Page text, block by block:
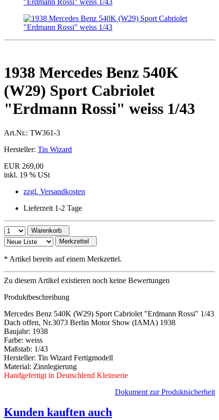
1938 Mercedes Benz 540K
(W29) Sport Cabriolet
"Erdmann Rossi" weiss 1/43
Art.Nr.: TW361-3
Hersteller: Tin Wizard
EUR 269,00
inkl. 19 % USt
zzgl. Versandkosten
Lieferzeit 1-2 Tage
Warenkorb
Merkzettel
* Artikel bereits auf einem Merkzettel.
Zu diesem Artikel existieren noch keine Bewertungen
Produktbeschreibung
Mercedes Benz 540K (W29) Sport Cabriolet "Erdmann Rossi" 1/43
Dach offen, Nr.3073 Berlin Motor Show (IAMA) 1938
Baujahr: 1938
Farbe: weiss
Maßstab: 1/43
Hersteller: Tin Wizard Fertigmodell
Material: Zinnlegierung
Handgefertigt in Deutschlend Kleinserie
Dokument zur Produktsicherheit
Kunden kauften auch